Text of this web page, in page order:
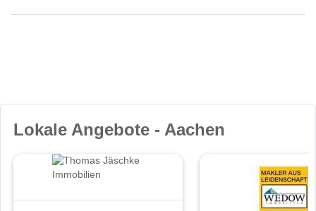
Lokale Angebote - Aachen